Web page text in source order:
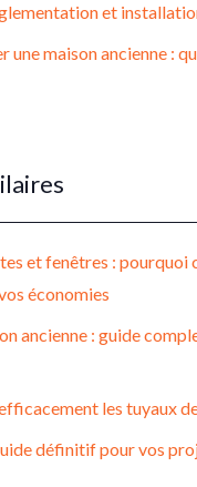
et
une maison ancienne :
et fenêtres : pourquoi
économies
ancienne : guide
les tuyaux
définitif pour vos